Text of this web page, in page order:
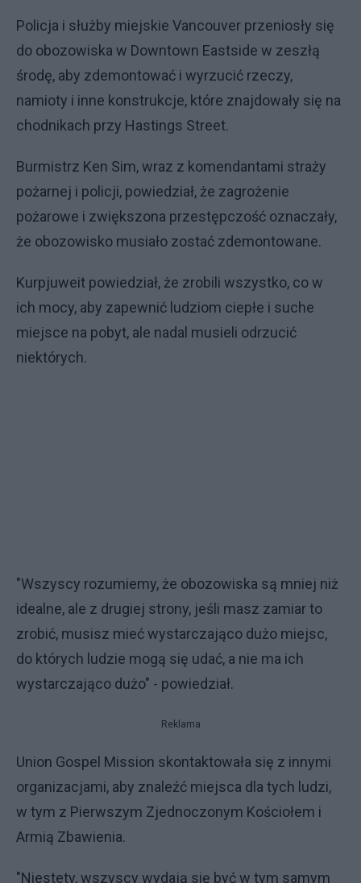
Policja i służby miejskie Vancouver przeniosły się
do obozowiska w Downtown Eastside w zeszłą
środę, aby zdemontować i wyrzucić rzeczy,
namioty i inne konstrukcje, które znajdowały się na
chodnikach przy Hastings Street.
Burmistrz Ken Sim, wraz z komendantami straży
pożarnej i policji, powiedział, że zagrożenie
pożarowe i zwiększona przestępczość oznaczały,
że obozowisko musiało zostać zdemontowane.
Kurpjuweit powiedział, że zrobili wszystko, co w
ich mocy, aby zapewnić ludziom ciepłe i suche
miejsce na pobyt, ale nadal musieli odrzucić
niektórych.
"Wszyscy rozumiemy, że obozowiska są mniej niż
idealne, ale z drugiej strony, jeśli masz zamiar to
zrobić, musisz mieć wystarczająco dużo miejsc,
do których ludzie mogą się udać, a nie ma ich
wystarczająco dużo" - powiedział.
Reklama
Union Gospel Mission skontaktowała się z innymi
organizacjami, aby znaleźć miejsca dla tych ludzi,
w tym z Pierwszym Zjednoczonym Kościołem i
Armią Zbawienia.
"Niestety, wszyscy wydają się być w tym samym